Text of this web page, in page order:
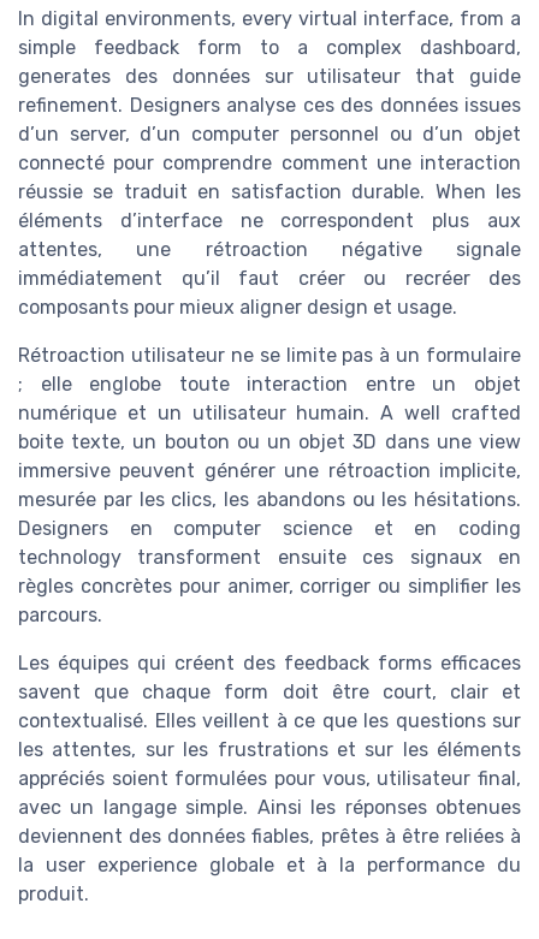
In digital environments, every virtual interface, from a
simple feedback form to a complex dashboard,
generates des données sur utilisateur that guide
refinement. Designers analyse ces des données issues
d’un server, d’un computer personnel ou d’un objet
connecté pour comprendre comment une interaction
réussie se traduit en satisfaction durable. When les
éléments d’interface ne correspondent plus aux
attentes, une rétroaction négative signale
immédiatement qu’il faut créer ou recréer des
composants pour mieux aligner design et usage.
Rétroaction utilisateur ne se limite pas à un formulaire
; elle englobe toute interaction entre un objet
numérique et un utilisateur humain. A well crafted
boite texte, un bouton ou un objet 3D dans une view
immersive peuvent générer une rétroaction implicite,
mesurée par les clics, les abandons ou les hésitations.
Designers en computer science et en coding
technology transforment ensuite ces signaux en
règles concrètes pour animer, corriger ou simplifier les
parcours.
Les équipes qui créent des feedback forms efficaces
savent que chaque form doit être court, clair et
contextualisé. Elles veillent à ce que les questions sur
les attentes, sur les frustrations et sur les éléments
appréciés soient formulées pour vous, utilisateur final,
avec un langage simple. Ainsi les réponses obtenues
deviennent des données fiables, prêtes à être reliées à
la user experience globale et à la performance du
produit.